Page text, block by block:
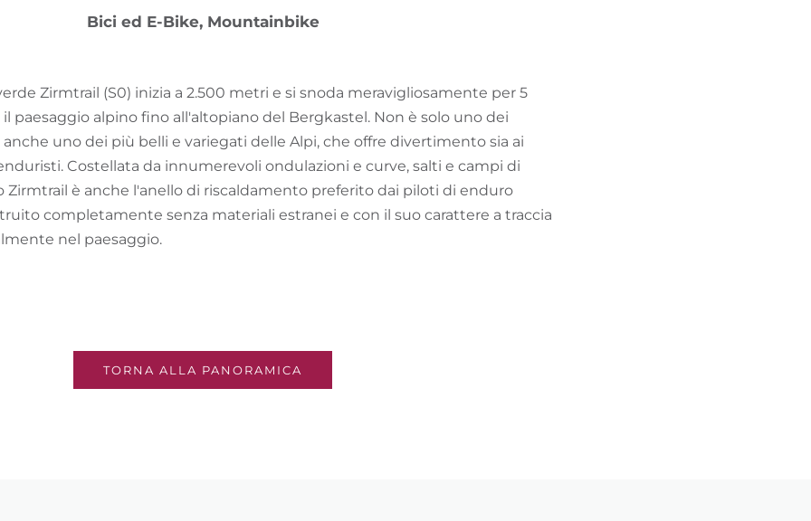
Bici ed E-Bike, Mountainbike
Zirmtrail (S0) inizia a 2.500 metri e si snoda meravigliosamente per 5
paesaggio alpino fino all'altopiano del Bergkastel. Non è solo uno dei
anche uno dei più belli e variegati delle Alpi, che offre divertimento sia ai
Costellata da innumerevoli ondulazioni e curve, salti e campi di
Zirmtrail è anche l'anello di riscaldamento preferito dai piloti di enduro
completamente senza materiali estranei e con il suo carattere a traccia
nel paesaggio.
TORNA ALLA PANORAMICA